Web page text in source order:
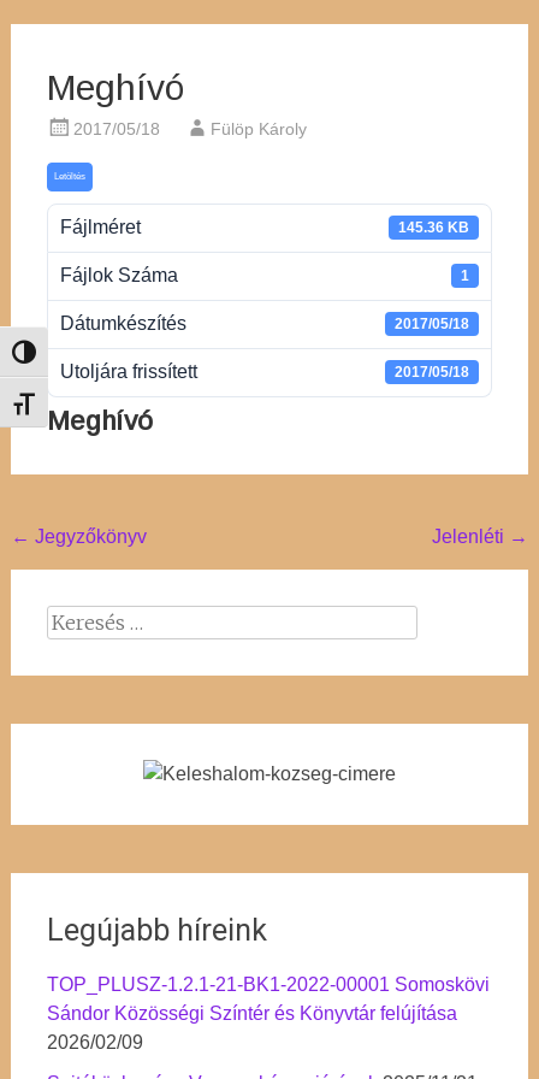
Nagy kontraszt váltása
Betűméret váltása
Meghívó
2017/05/18 Fülöp Károly
Letöltés
Fájlméret 145.36 KB
Fájlok Száma 1
Dátumkészítés 2017/05/18
Utoljára frissített 2017/05/18
Meghívó
Post
navigation
← Jegyzőkönyv Jelenléti →
Keresés:
Legújabb híreink
TOP_PLUSZ-1.2.1-21-BK1-2022-00001 Somoskövi
Sándor Közösségi Színtér és Könyvtár felújítása
2026/02/09